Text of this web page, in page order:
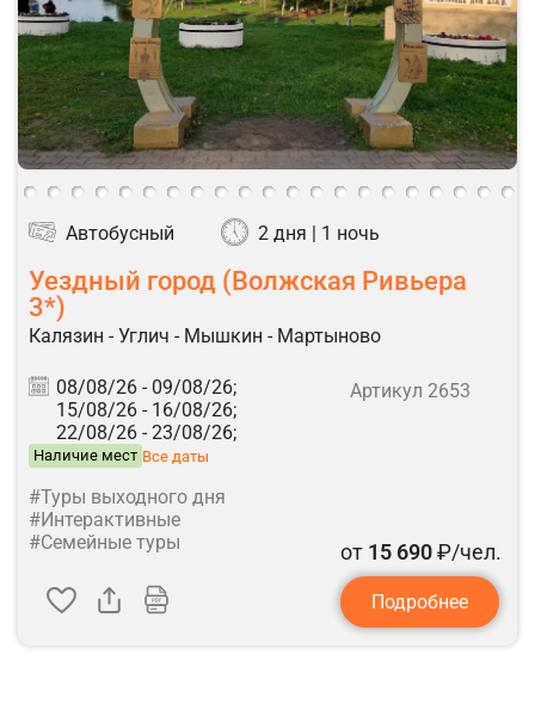
Автобусный 2 дня | 1 ночь
Уездный город (Волжская Ривьера
3*)
Калязин - Углич - Мышкин - Мартыново
08/08/26 - 09/08/26;
15/08/26 - 16/08/26;
22/08/26 - 23/08/26;
Наличие мест Все даты
Артикул 2653
#Туры выходного дня
#Интерактивные
#Семейные туры
от 15 690₽/чел.
Подробнее